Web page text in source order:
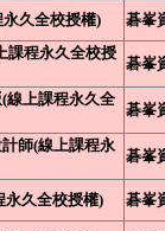
久全校授權) 碁峯
課程永久全校授
碁峯
線上課程永久全
碁峯
師(線上課程永
碁峯
永久全校授權) 碁峯